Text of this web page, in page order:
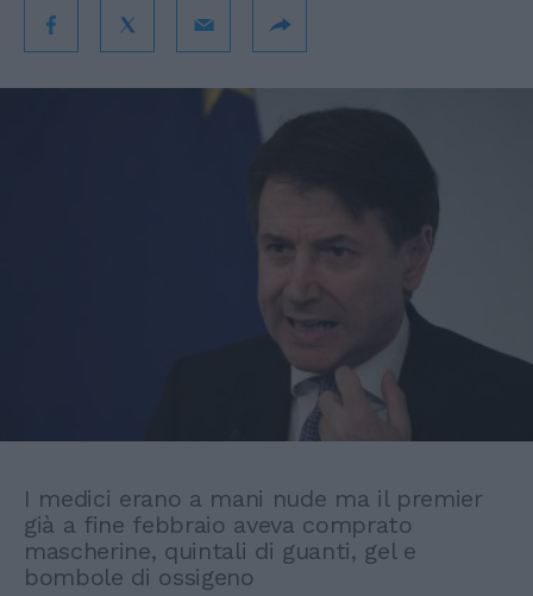
I medici erano a mani nude ma il premier
già a fine febbraio aveva comprato
mascherine, quintali di guanti, gel e
bombole di ossigeno